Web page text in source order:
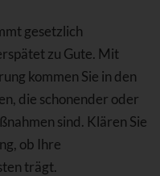
gesetzlich
zu Gute. Mit
kommen Sie in den
die schonender oder
sind. Klären Sie
ob Ihre
trägt.